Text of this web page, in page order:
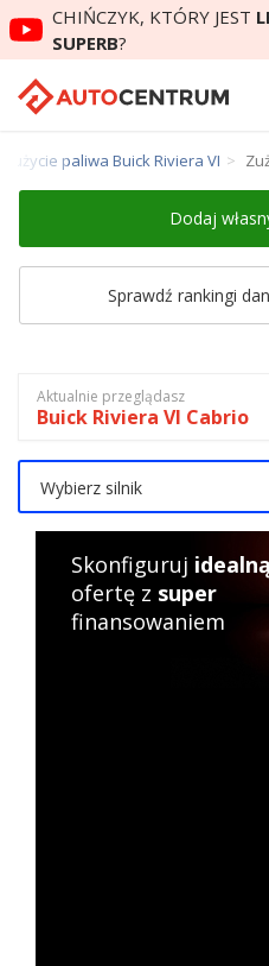
CHIŃCZYK, KTÓRY JEST
SUPERB?
Zużycie paliwa Buick Riviera VI
Dodaj
Sprawdź rankingi
Aktualnie przeglądasz
Buick Riviera VI Cabrio
Wybierz silnik
Skonfiguruj idealną
ofertę z super
finansowaniem